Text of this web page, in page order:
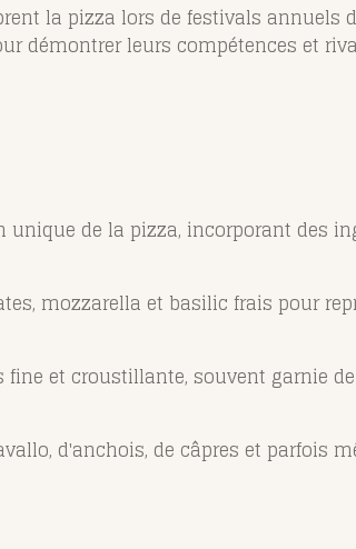
la pizza lors de festivals annuels
démontrer leurs compétences et
de la pizza, incorporant des
mozzarella et basilic frais pour
fine et croustillante, souvent garnie
d'anchois, de câpres et parfois